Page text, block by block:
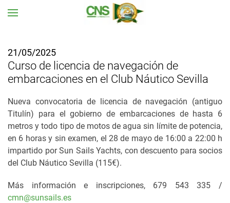
21/05/2025
Curso de licencia de navegación de
embarcaciones en el Club Náutico Sevilla
Nueva convocatoria de licencia de navegación (antiguo
Titulín) para el gobierno de embarcaciones de hasta 6
metros y todo tipo de motos de agua sin límite de potencia,
en 6 horas y sin examen, el 28 de mayo de 16:00 a 22:00 h
impartido por Sun Sails Yachts, con descuento para socios
del Club Náutico Sevilla (115€).
Más información e inscripciones, 679 543 335 /
cmn@sunsails.es